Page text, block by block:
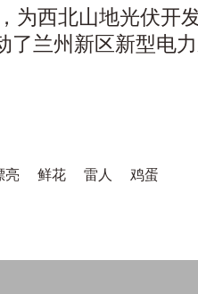
为西北山地光伏开
了兰州新区新型电
亮 鲜花 雷人 鸡蛋